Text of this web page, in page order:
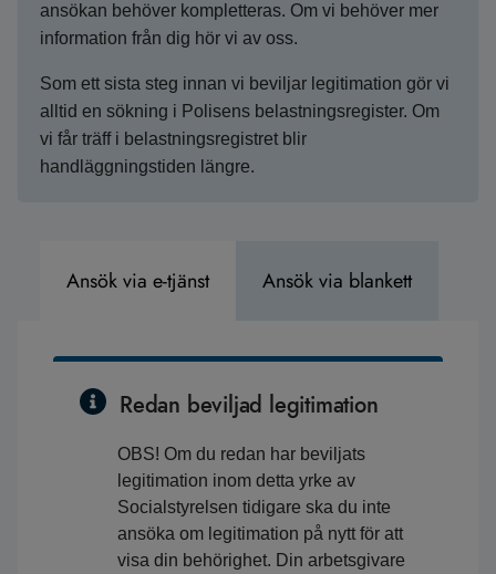
ansökan behöver kompletteras. Om vi behöver mer
information från dig hör vi av oss.
Som ett sista steg innan vi beviljar legitimation gör vi
alltid en sökning i Polisens belastningsregister. Om
vi får träff i belastningsregistret blir
handläggningstiden längre.
Ansök via e-tjänst Ansök via blankett
Redan beviljad legitimation
OBS! Om du redan har beviljats
legitimation inom detta yrke av
Socialstyrelsen tidigare ska du inte
ansöka om legitimation på nytt för att
visa din behörighet. Din arbetsgivare